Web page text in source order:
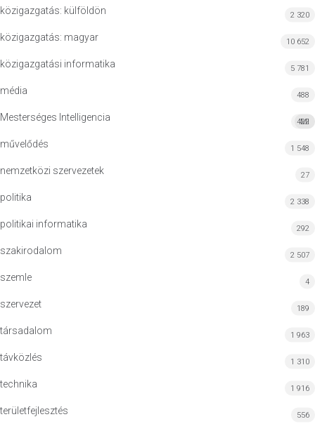
közigazgatás: külföldön 2 320
közigazgatás: magyar 10 652
közigazgatási informatika 5 781
média 488
Mesterséges Intelligencia MI
422
művelődés 1 548
nemzetközi szervezetek 27
politika 2 338
politikai informatika 292
szakirodalom 2 507
szemle 4
szervezet 189
társadalom 1 963
távközlés 1 310
technika 1 916
területfejlesztés 556